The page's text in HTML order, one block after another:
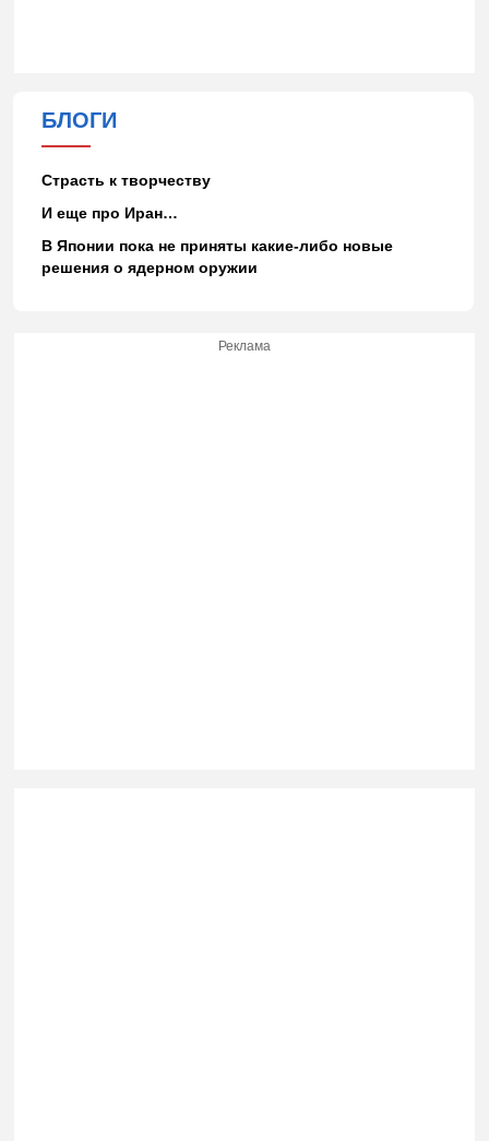
БЛОГИ
Страсть к творчеству
И еще про Иран…
В Японии пока не приняты какие-либо новые
решения о ядерном оружии
Реклама